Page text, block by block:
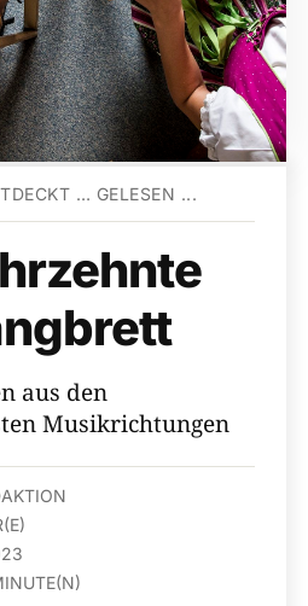
… GELESEN ...
aus den
Musikrichtungen